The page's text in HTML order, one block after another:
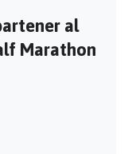
al
Marathon